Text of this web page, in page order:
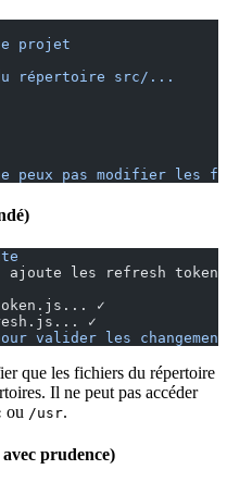
projet
répertoire src/...
peux pas modifier les
les refresh tokens
token.js... ✓
✓
valider les
que les fichiers du répertoire
Il ne peut pas accéder
ou /usr.
prudence)